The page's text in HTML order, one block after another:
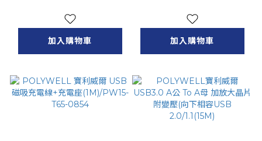
加入購物車 加入購物車